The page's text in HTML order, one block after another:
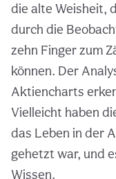
die alte Weisheit,
durch die
zehn Finger zum
können. Der
Aktiencharts
Vielleicht haben
das Leben in der
gehetzt war, und
Wissen.